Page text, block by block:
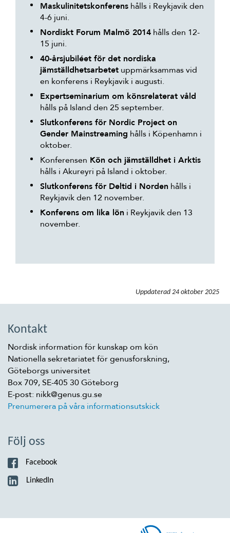
Maskulinitetskonferens hålls i Reykjavik den
4-6 juni.
Nordiskt Forum Malmö 2014 hålls den 12-
15 juni.
40-årsjubiléet för det nordiska
jämställdhetsarbetet uppmärksammas vid
en konferens i Reykjavik i augusti.
Expertseminarium om könsrelaterat våld
hålls på Island den 25 september.
Slutkonferens för Nordic Project on
Gender Mainstreaming hålls i Köpenhamn i
oktober.
Konferensen Kön och jämställdhet i Arktis
hålls i Akureyri på Island i oktober.
Slutkonferens för Deltid i Norden hålls i
Reykjavik den 12 november.
Konferens om lika lön i Reykjavik den 13
november.
Uppdaterad 24 oktober 2025
Kontakt
Nordisk information för kunskap om kön
Nationella sekretariatet för genusforskning,
Göteborgs universitet
Box 709, SE-405 30 Göteborg
E-post: nikk@genus.gu.se
Prenumerera på våra informationsutskick
Följ oss
Facebook
LinkedIn